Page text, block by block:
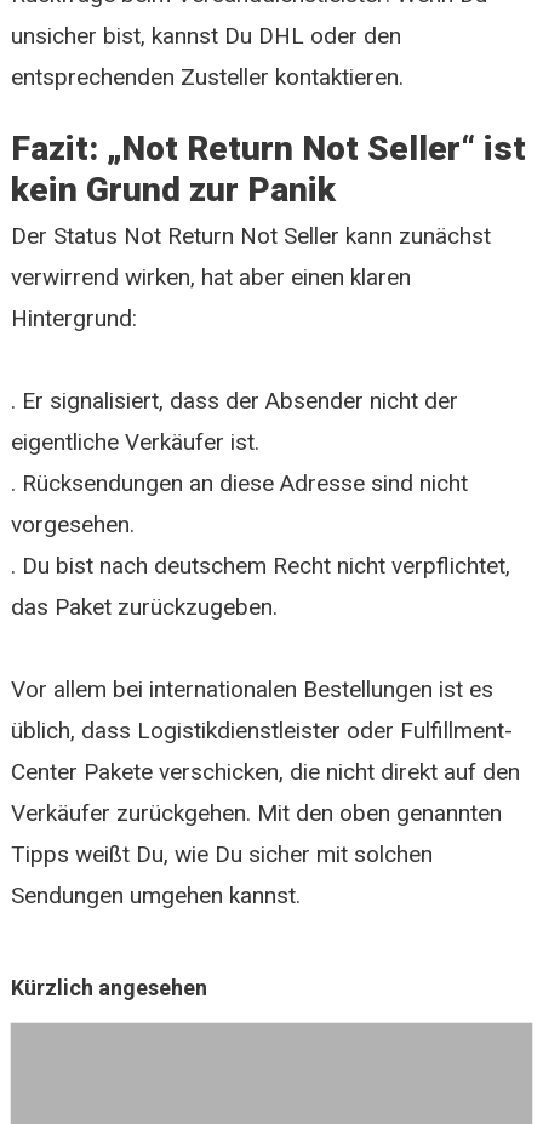
unsicher bist, kannst Du DHL oder den
entsprechenden Zusteller kontaktieren.
Fazit: „Not Return Not Seller“ ist
kein Grund zur Panik
Der Status Not Return Not Seller kann zunächst
verwirrend wirken, hat aber einen klaren
Hintergrund:
. Er signalisiert, dass der Absender nicht der
eigentliche Verkäufer ist.
. Rücksendungen an diese Adresse sind nicht
vorgesehen.
. Du bist nach deutschem Recht nicht verpflichtet,
das Paket zurückzugeben.
Vor allem bei internationalen Bestellungen ist es
üblich, dass Logistikdienstleister oder Fulfillment-
Center Pakete verschicken, die nicht direkt auf den
Verkäufer zurückgehen. Mit den oben genannten
Tipps weißt Du, wie Du sicher mit solchen
Sendungen umgehen kannst.
Kürzlich angesehen